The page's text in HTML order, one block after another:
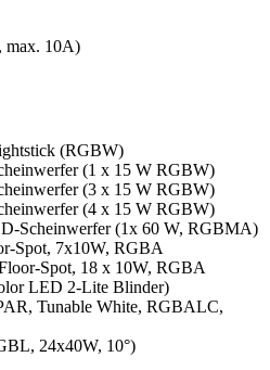
max. 10A)
(RGBW)
(1 x 15 W RGBW)
(3 x 15 W RGBW)
(4 x 15 W RGBW)
Scheinwerfer (1x 60 W, RGBMA)
Spot, 7x10W, RGBA
Spot, 18 x 10W, RGBA
LED 2-Lite Blinder)
Tunable White, RGBALC,
24x40W, 10°)